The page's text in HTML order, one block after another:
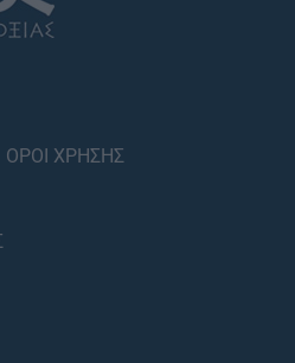
ΧΡΗΣΗΣ